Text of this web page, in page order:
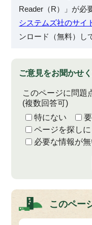
Reader（R）」が必
システムズ社のサイ
ンロード（無料）し
ご意見をお聞かせ
このページに問題
(複数回答可)
特にない
ページを探し
必要な情報が
このペー